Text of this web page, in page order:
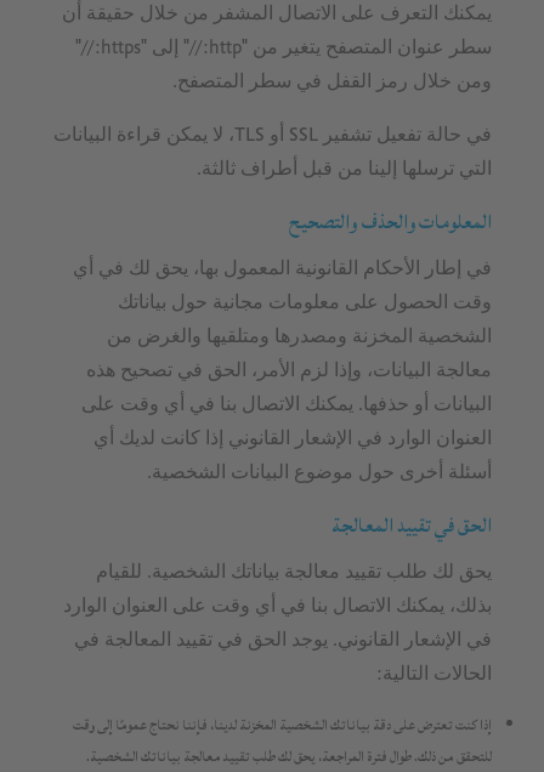
يمكنك التعرف على الاتصال المشفر من خلال حقيقة أن
سطر عنوان المتصفح يتغير من "http://" إلى "https://"
ومن خلال رمز القفل في سطر المتصفح.
في حالة تفعيل تشفير SSL أو TLS، لا يمكن قراءة البيانات
التي ترسلها إلينا من قبل أطراف ثالثة.
المعلومات والحذف والتصحيح
في إطار الأحكام القانونية المعمول بها، يحق لك في أي
وقت الحصول على معلومات مجانية حول بياناتك
الشخصية المخزنة ومصدرها ومتلقيها والغرض من
معالجة البيانات، وإذا لزم الأمر، الحق في تصحيح هذه
البيانات أو حذفها. يمكنك الاتصال بنا في أي وقت على
العنوان الوارد في الإشعار القانوني إذا كانت لديك أي
أسئلة أخرى حول موضوع البيانات الشخصية.
الحق في تقييد المعالجة
يحق لك طلب تقييد معالجة بياناتك الشخصية. للقيام
بذلك، يمكنك الاتصال بنا في أي وقت على العنوان الوارد
في الإشعار القانوني. يوجد الحق في تقييد المعالجة في
الحالات التالية:
إذا كنت تعترض على دقة بياناتك الشخصية المخزنة لدينا، فإننا نحتاج عمومًا إلى وقت
للتحقق من ذلك. طوال فترة المراجعة، يحق لك طلب تقييد معالجة بياناتك الشخصية.